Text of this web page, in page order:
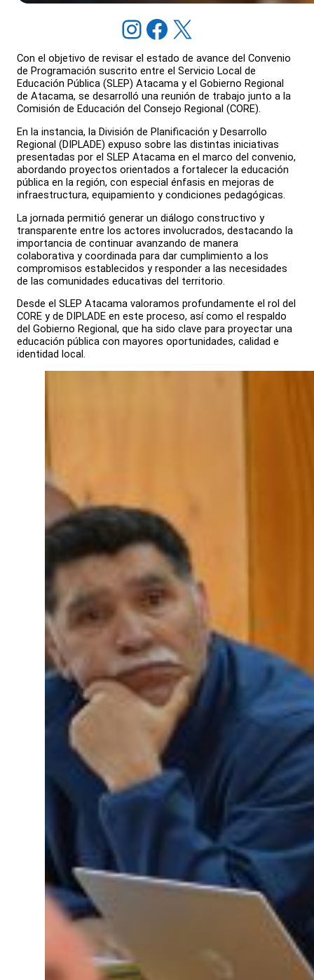
Instagram Facebook X
Con el objetivo de revisar el estado de avance del Convenio
de Programación suscrito entre el Servicio Local de
Educación Pública (SLEP) Atacama y el Gobierno Regional
de Atacama, se desarrolló una reunión de trabajo junto a la
Comisión de Educación del Consejo Regional (CORE).
En la instancia, la División de Planificación y Desarrollo
Regional (DIPLADE) expuso sobre las distintas iniciativas
presentadas por el SLEP Atacama en el marco del convenio,
abordando proyectos orientados a fortalecer la educación
pública en la región, con especial énfasis en mejoras de
infraestructura, equipamiento y condiciones pedagógicas.
La jornada permitió generar un diálogo constructivo y
transparente entre los actores involucrados, destacando la
importancia de continuar avanzando de manera
colaborativa y coordinada para dar cumplimiento a los
compromisos establecidos y responder a las necesidades
de las comunidades educativas del territorio.
Desde el SLEP Atacama valoramos profundamente el rol del
CORE y de DIPLADE en este proceso, así como el respaldo
del Gobierno Regional, que ha sido clave para proyectar una
educación pública con mayores oportunidades, calidad e
identidad local.